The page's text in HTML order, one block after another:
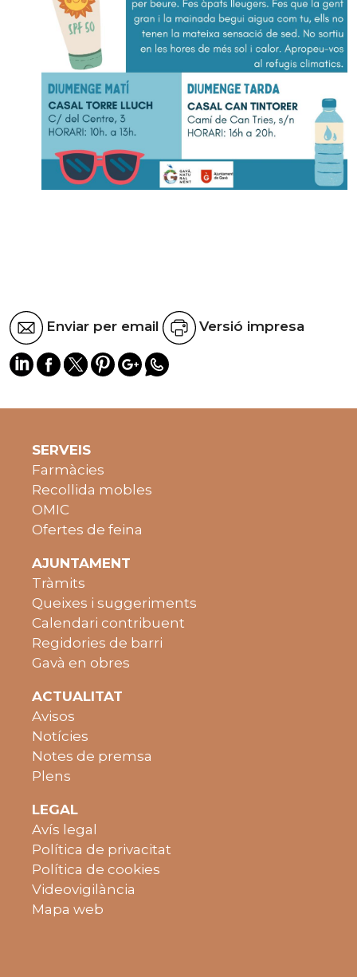
Enviar per email Versió impresa
SERVEIS
Farmàcies
Recollida mobles
OMIC
Ofertes de feina
AJUNTAMENT
Tràmits
Queixes i suggeriments
Calendari contribuent
Regidories de barri
Gavà en obres
ACTUALITAT
Avisos
Notícies
Notes de premsa
Plens
LEGAL
Avís legal
Política de privacitat
Política de cookies
Videovigilància
Mapa web